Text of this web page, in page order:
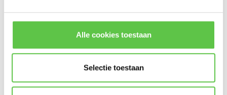
Alle cookies toestaan
Selectie toestaan
* Lees hier de wettelijke beperkingen